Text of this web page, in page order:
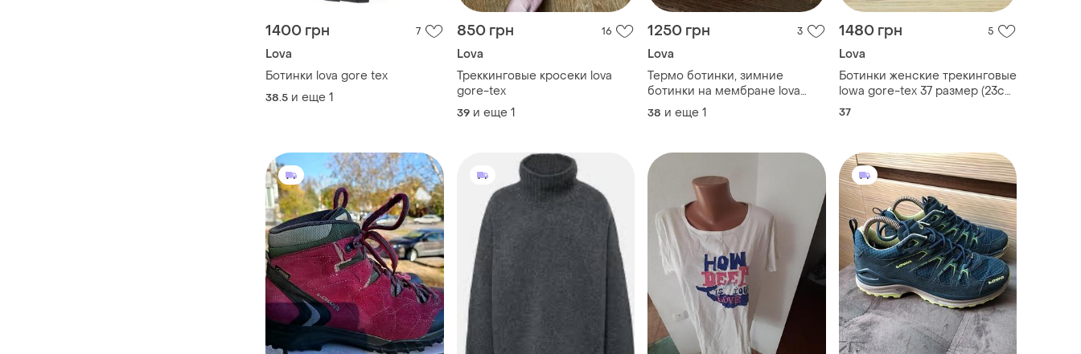
1400 грн 7
Lova
Ботинки lova gore tex
38.5 и еще 1
850 грн 16
Lova
Треккинговые кросеки lova
gore-tex
39 и еще 1
1250 грн 3
Lova
Термо ботинки, зимние
ботинки на мембране lova
goretex
38 и еще 1
1480 грн 5
Lova
Ботинки женские трекинговые
lowa gore-tex 37 размер (23см)
original
37